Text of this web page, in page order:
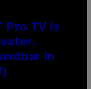
Pro TV Is
In